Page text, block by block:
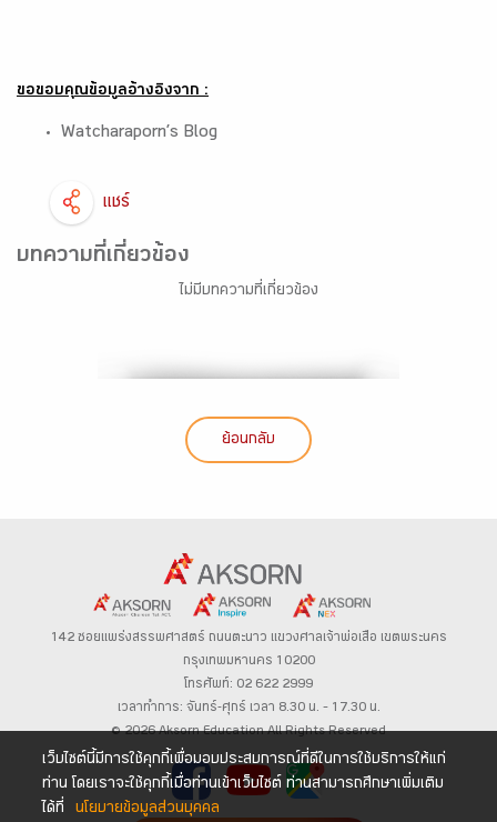
ขอขอบคุณข้อมูลอ้างอิงจาก :
Watcharaporn’s Blog
แชร์
บทความที่เกี่ยวข้อง
ไม่มีบทความที่เกี่ยวข้อง
ย้อนกลับ
142 ซอยแพร่งสรรพศาสตร์ ถนนตะนาว แขวงศาลเจ้าพ่อเสือ เขตพระนคร
กรุงเทพมหานคร 10200
โทรศัพท์: 02 622 2999
เวลาทำการ: จันทร์-ศุกร์ เวลา 8.30 น. – 17.30 น.
© 2026 Aksorn Education All Rights Reserved
เว็บไซต์นี้มีการใช้คุกกี้เพื่อมอบประสบการณ์ที่ดีในการใช้บริการให้แก่
ท่าน โดยเราจะใช้คุกกี้เมื่อท่านเข้าเว็บไซต์ ท่านสามารถศึกษาเพิ่มเติม
ได้ที่
นโยบายข้อมูลส่วนบุคคล